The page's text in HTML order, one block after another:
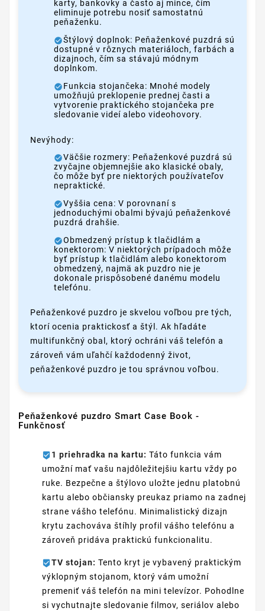
karty, bankovky a často aj mince, čím
eliminuje potrebu nosiť samostatnú
peňaženku.
Štýlový doplnok: Peňaženkové puzdrá sú
dostupné v rôznych materiáloch, farbách a
dizajnoch, čím sa stávajú módnym
doplnkom.
Funkcia stojančeka: Mnohé modely
umožňujú preklopenie prednej časti a
vytvorenie praktického stojančeka pre
sledovanie videí alebo videohovory.
Nevýhody:
Väčšie rozmery: Peňaženkové puzdrá sú
zvyčajne objemnejšie ako klasické obaly,
čo môže byť pre niektorých používateľov
nepraktické.
Vyššia cena: V porovnaní s
jednoduchými obalmi bývajú peňaženkové
puzdrá drahšie.
Obmedzený prístup k tlačidlám a
konektorom: V niektorých prípadoch môže
byť prístup k tlačidlám alebo konektorom
obmedzený, najmä ak puzdro nie je
dokonale prispôsobené danému modelu
telefónu.
Peňaženkové puzdro je skvelou voľbou pre tých,
ktorí ocenia praktickosť a štýl. Ak hľadáte
multifunkčný obal, ktorý ochráni váš telefón a
zároveň vám uľahčí každodenný život,
peňaženkové puzdro je tou správnou voľbou.
Peňaženkové puzdro Smart Case Book -
Funkčnosť
1 priehradka na kartu: Táto funkcia vám
umožní mať vašu najdôležitejšiu kartu vždy po
ruke. Bezpečne a štýlovo uložte jednu platobnú
kartu alebo občiansky preukaz priamo na zadnej
strane vášho telefónu. Minimalistický dizajn
krytu zachováva štíhly profil vášho telefónu a
zároveň pridáva praktickú funkcionalitu.
TV stojan: Tento kryt je vybavený praktickým
výklopným stojanom, ktorý vám umožní
premeniť váš telefón na mini televízor. Pohodlne
si vychutnajte sledovanie filmov, seriálov alebo